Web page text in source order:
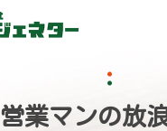
営業マンの放